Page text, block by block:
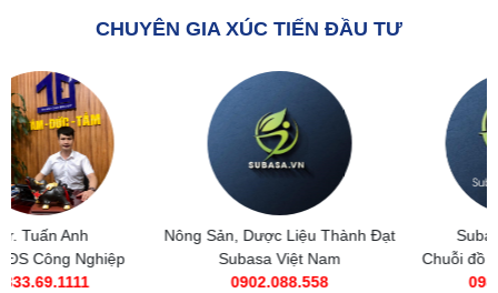
CHUYÊN GIA XÚC TIẾN ĐẦU TƯ
Nông Sản, Dược Liệu Thành Đạt
Subasa Việt Nam
0902.088.558
Subasa Việt Nam
Chuỗi đồ ăn nhanh Subasa
0985 269 685